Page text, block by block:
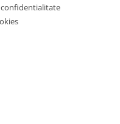
confidentialitate